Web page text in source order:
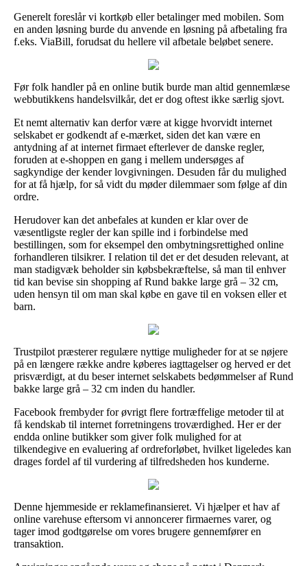
Generelt foreslår vi kortkøb eller betalinger med mobilen. Som
en anden løsning burde du anvende en løsning på afbetaling fra
f.eks. ViaBill, forudsat du hellere vil afbetale beløbet senere.
Før folk handler på en online butik burde man altid gennemlæse
webbutikkens handelsvilkår, det er dog oftest ikke særlig sjovt.
Et nemt alternativ kan derfor være at kigge hvorvidt internet
selskabet er godkendt af e-mærket, siden det kan være en
antydning af at internet firmaet efterlever de danske regler,
foruden at e-shoppen en gang i mellem undersøges af
sagkyndige der kender lovgivningen. Desuden får du mulighed
for at få hjælp, for så vidt du møder dilemmaer som følge af din
ordre.
Herudover kan det anbefales at kunden er klar over de
væsentligste regler der kan spille ind i forbindelse med
bestillingen, som for eksempel den ombytningsrettighed online
forhandleren tilsikrer. I relation til det er det desuden relevant, at
man stadigvæk beholder sin købsbekræftelse, så man til enhver
tid kan bevise sin shopping af Rund bakke large grå – 32 cm,
uden hensyn til om man skal købe en gave til en voksen eller et
barn.
Trustpilot præsterer regulære nyttige muligheder for at se nøjere
på en længere række andre køberes iagttagelser og herved er det
prisværdigt, at du beser internet selskabets bedømmelser af Rund
bakke large grå – 32 cm inden du handler.
Facebook frembyder for øvrigt flere fortræffelige metoder til at
få kendskab til internet forretningens troværdighed. Her er der
endda online butikker som giver folk mulighed for at
tilkendegive en evaluering af ordreforløbet, hvilket ligeledes kan
drages fordel af til vurdering af tilfredsheden hos kunderne.
Denne hjemmeside er reklamefinansieret. Vi hjælper et hav af
online varehuse eftersom vi annoncerer firmaernes varer, og
tager imod godtgørelse om vores brugere gennemfører en
transaktion.